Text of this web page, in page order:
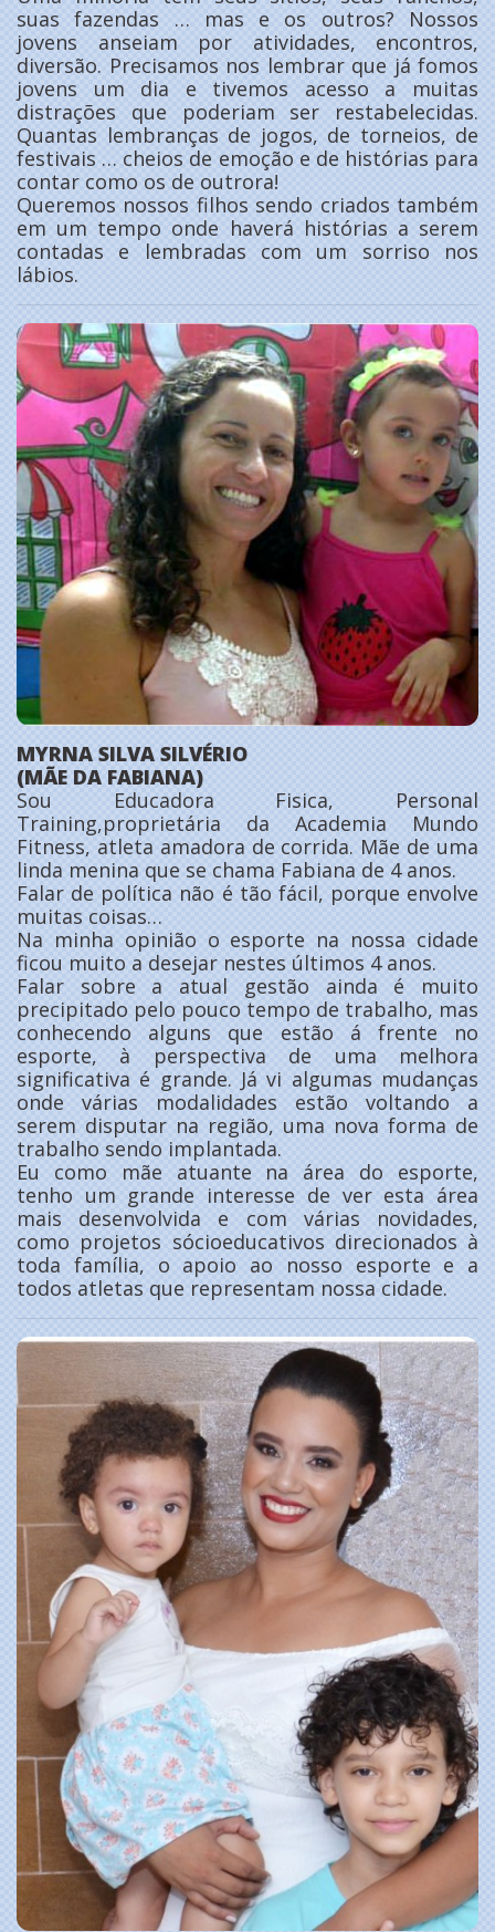
suas fazendas … mas e os outros? Nossos
jovens anseiam por atividades, encontros,
diversão. Precisamos nos lembrar que já fomos
jovens um dia e tivemos acesso a muitas
distrações que poderiam ser restabelecidas.
Quantas lembranças de jogos, de torneios, de
festivais … cheios de emoção e de histórias para
contar como os de outrora!
Queremos nossos filhos sendo criados também
em um tempo onde haverá histórias a serem
contadas e lembradas com um sorriso nos
lábios.
MYRNA SILVA SILVÉRIO
(MÃE DA FABIANA)
Sou Educadora Fisica, Personal
Training,proprietária da Academia Mundo
Fitness, atleta amadora de corrida. Mãe de uma
linda menina que se chama Fabiana de 4 anos.
Falar de política não é tão fácil, porque envolve
muitas coisas…
Na minha opinião o esporte na nossa cidade
ficou muito a desejar nestes últimos 4 anos.
Falar sobre a atual gestão ainda é muito
precipitado pelo pouco tempo de trabalho, mas
conhecendo alguns que estão á frente no
esporte, à perspectiva de uma melhora
significativa é grande. Já vi algumas mudanças
onde várias modalidades estão voltando a
serem disputar na região, uma nova forma de
trabalho sendo implantada.
Eu como mãe atuante na área do esporte,
tenho um grande interesse de ver esta área
mais desenvolvida e com várias novidades,
como projetos sócioeducativos direcionados à
toda família, o apoio ao nosso esporte e a
todos atletas que representam nossa cidade.